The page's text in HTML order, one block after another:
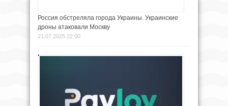
Россия обстреляла города Украины. Украинские
дроны атаковали Москву
21.07.2025 22:00